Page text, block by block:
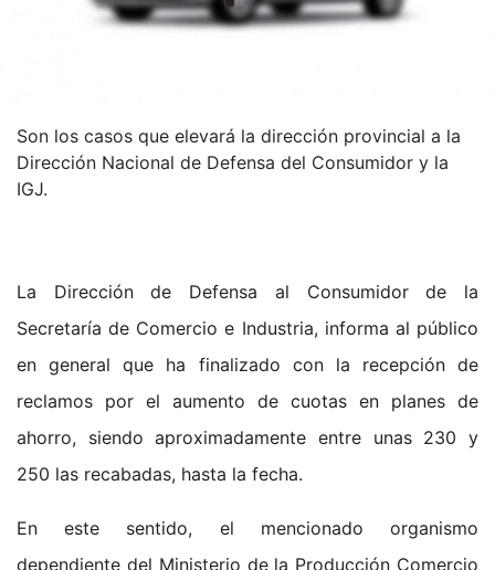
Son los casos que elevará la dirección provincial a la
Dirección Nacional de Defensa del Consumidor y la
IGJ.
La Dirección de Defensa al Consumidor de la
Secretaría de Comercio e Industria, informa al público
en general que ha finalizado con la recepción de
reclamos por el aumento de cuotas en planes de
ahorro, siendo aproximadamente entre unas 230 y
250 las recabadas, hasta la fecha.
En este sentido, el mencionado organismo
dependiente del Ministerio de la Producción Comercio